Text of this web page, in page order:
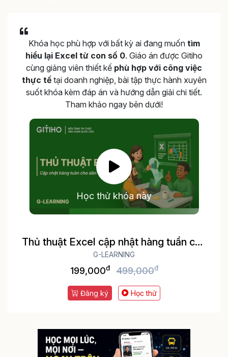
Khóa học phù hợp với bất kỳ ai đang muốn tìm
hiểu lại Excel từ con số 0. Giáo án được Gitiho
cùng giảng viên thiết kế phù hợp với công việc
thực tếtại doanh nghiệp, bài tập thực hành xuyên
suốt khóa kèm đáp án và hướng dẫn giải chi tiết.
Tham khảo ngay bên dưới!
Học thử khóa này
Thủ thuật Excel cập nhật hàng tuần cho
dân văn phòng
G-LEARNING
199,000đ 499,000đ
Đăng ký Học thử